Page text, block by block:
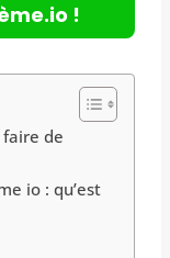
!
de
io : qu’est